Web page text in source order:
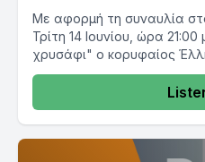
Με αφορμή τη συναυλία
Τρίτη 14 Ιουνίου, ώρα
χρυσάφι" ο κορυφαίος